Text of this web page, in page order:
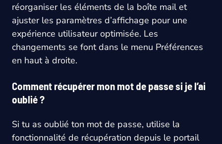
réorganiser les éléments de la boîte mail et
ajuster les paramètres d’affichage pour une
expérience utilisateur optimisée. Les
changements se font dans le menu Préférences
en haut à droite.
Comment récupérer mon mot de passe si je l’ai
oublié ?
Si tu as oublié ton mot de passe, utilise la
fonctionnalité de récupération depuis le portail